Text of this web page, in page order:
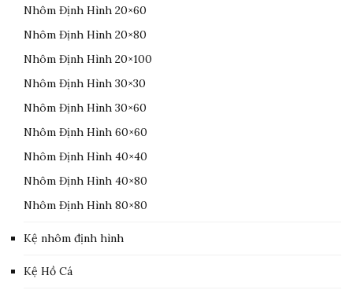
Nhôm Định Hình 20×60
Nhôm Định Hình 20×80
Nhôm Định Hình 20×100
Nhôm Định Hình 30×30
Nhôm Định Hình 30×60
Nhôm Định Hình 60×60
Nhôm Định Hình 40×40
Nhôm Định Hình 40×80
Nhôm Định Hình 80×80
Kệ nhôm định hình
Kệ Hồ Cá